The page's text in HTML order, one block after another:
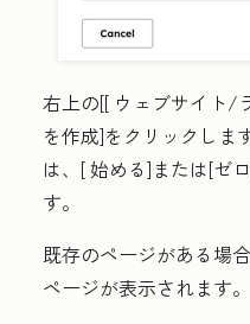
右上の[[ ウェブサイト/
を作成]をクリックしま
は、[始める] または[ゼ
す。
既存のページがある場
ページが表示されます。